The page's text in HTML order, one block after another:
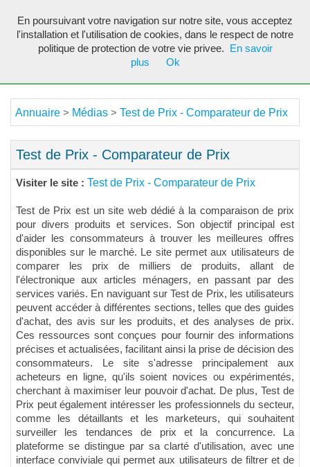
Annuaire > Médias > Test de Prix - Comparateur de Prix
Test de Prix - Comparateur de Prix
Visiter le site : Test de Prix - Comparateur de Prix
Test de Prix est un site web dédié à la comparaison de prix
pour divers produits et services. Son objectif principal est
d'aider les consommateurs à trouver les meilleures offres
disponibles sur le marché. Le site permet aux utilisateurs de
comparer les prix de milliers de produits, allant de
l'électronique aux articles ménagers, en passant par des
services variés. En naviguant sur Test de Prix, les utilisateurs
peuvent accéder à différentes sections, telles que des guides
d'achat, des avis sur les produits, et des analyses de prix.
Ces ressources sont conçues pour fournir des informations
précises et actualisées, facilitant ainsi la prise de décision des
consommateurs. Le site s'adresse principalement aux
acheteurs en ligne, qu'ils soient novices ou expérimentés,
cherchant à maximiser leur pouvoir d'achat. De plus, Test de
Prix peut également intéresser les professionnels du secteur,
comme les détaillants et les marketeurs, qui souhaitent
surveiller les tendances de prix et la concurrence. La
plateforme se distingue par sa clarté d'utilisation, avec une
interface conviviale qui permet aux utilisateurs de filtrer et de
En poursuivant votre navigation sur notre site, vous acceptez
l'installation et l'utilisation de cookies, dans le respect de notre
politique de protection de votre vie privee.
En savoir
plus
Ok